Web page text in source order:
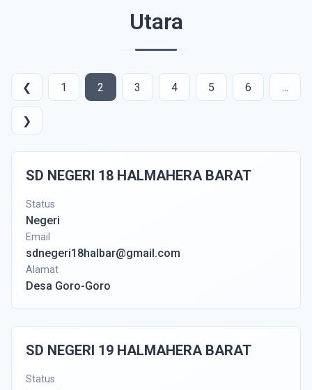
Utara
❮ 1 2 3 4 5 6 ...
❯
SD NEGERI 18 HALMAHERA BARAT
Status
Negeri
Email
sdnegeri18halbar@gmail.com
Alamat
Desa Goro-Goro
SD NEGERI 19 HALMAHERA BARAT
Status